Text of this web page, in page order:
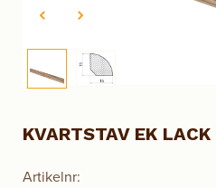
Artikelnr:
KVARTSTAV EK